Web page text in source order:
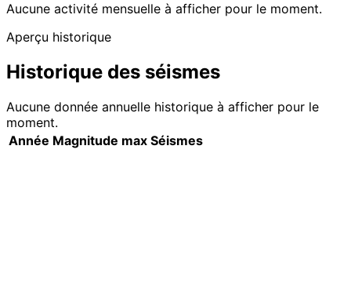
Aucune activité mensuelle à afficher pour le moment.
Aperçu historique
Historique des séismes
Aucune donnée annuelle historique à afficher pour le
moment.
Année Magnitude max Séismes